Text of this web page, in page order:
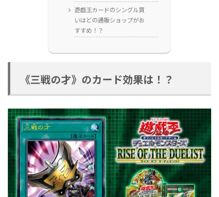
遊戯王カードのシングル買
いはどの通販ショップがお
すすめ！？
《三戦の才》のカード効果は！？